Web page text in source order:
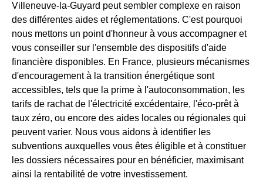
Villeneuve-la-Guyard peut sembler complexe en raison
des différentes aides et réglementations. C'est pourquoi
nous mettons un point d'honneur à vous accompagner et
vous conseiller sur l'ensemble des dispositifs d'aide
financière disponibles. En France, plusieurs mécanismes
d'encouragement à la transition énergétique sont
accessibles, tels que la prime à l'autoconsommation, les
tarifs de rachat de l'électricité excédentaire, l'éco-prêt à
taux zéro, ou encore des aides locales ou régionales qui
peuvent varier. Nous vous aidons à identifier les
subventions auxquelles vous êtes éligible et à constituer
les dossiers nécessaires pour en bénéficier, maximisant
ainsi la rentabilité de votre investissement.